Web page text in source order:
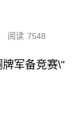
阅读 7548
军备竞赛\"